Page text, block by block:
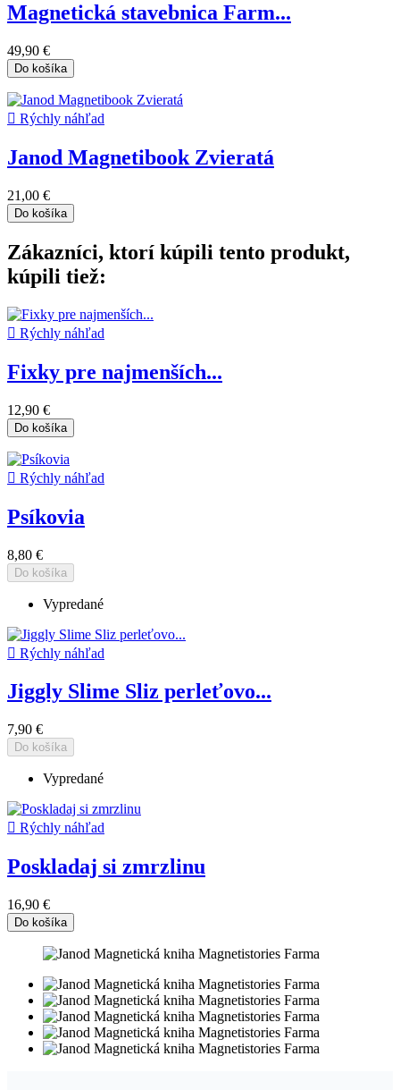
Magnetická stavebnica Farm...
49,90 €
Do košíka
 Rýchly náhľad
Janod Magnetibook Zvieratá
21,00 €
Do košíka
Zákazníci, ktorí kúpili tento produkt,
kúpili tiež:
 Rýchly náhľad
Fixky pre najmenších...
12,90 €
Do košíka
 Rýchly náhľad
Psíkovia
8,80 €
Do košíka
Vypredané
 Rýchly náhľad
Jiggly Slime Sliz perleťovo...
7,90 €
Do košíka
Vypredané
 Rýchly náhľad
Poskladaj si zmrzlinu
16,90 €
Do košíka